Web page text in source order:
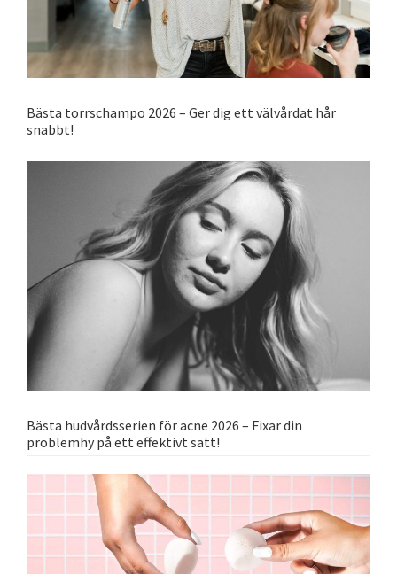
Bästa torrschampo 2026 – Ger dig ett välvårdat hår
snabbt!
Bästa hudvårdsserien för acne 2026 – Fixar din
problemhy på ett effektivt sätt!